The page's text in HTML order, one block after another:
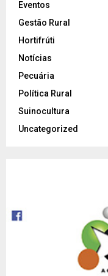
Eventos
Gestão Rural
Hortifrúti
Notícias
Pecuária
Política Rural
Suinocultura
Uncategorized